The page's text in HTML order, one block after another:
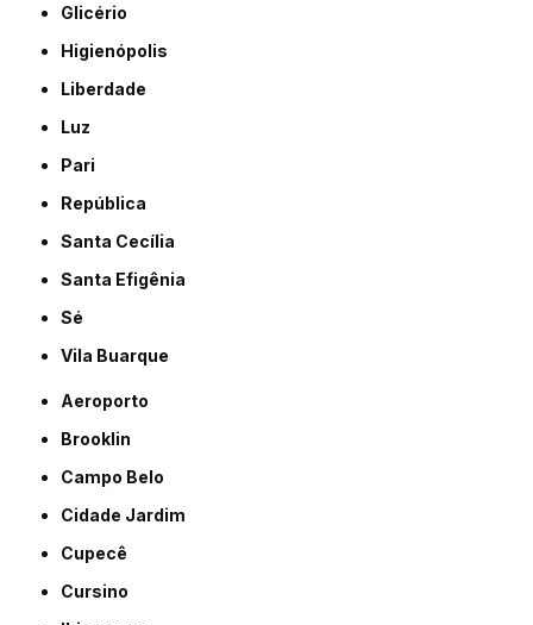
Glicério
Higienópolis
Liberdade
Luz
Pari
República
Santa Cecília
Santa Efigênia
Sé
Vila Buarque
Aeroporto
Brooklin
Campo Belo
Cidade Jardim
Cupecê
Cursino